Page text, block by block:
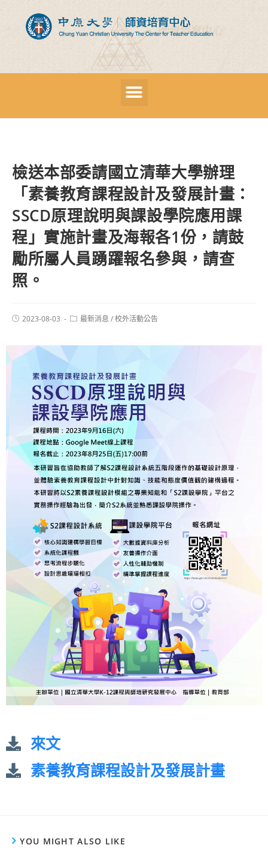
檢送本部委請國立清華大學辦理
「素養教育課程設計及發展計畫：
SSCD原理說明與課設學院應用課
程」實施計畫及海報各1份，請鼓
勵所屬人員踴躍報名參與，請查
照。
2023-08-03 最新消息 /校外活動公告
來文
素養教育課程設計及發展計畫
YOU MIGHT ALSO LIKE